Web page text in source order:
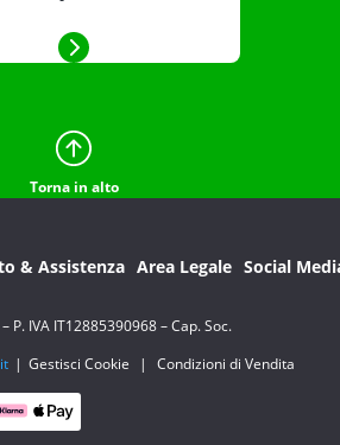
Torna in alto
& Assistenza Area Legale Social
P. IVA IT12885390968 – Cap. Soc.
| Gestisci Cookie |
Condizioni di Vendita